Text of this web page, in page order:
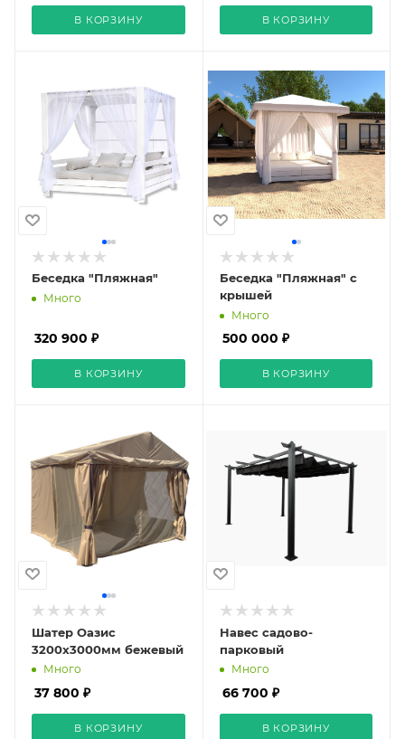
В КОРЗИНУ В КОРЗИНУ
Беседка "Пляжная"
Много
320 900 ₽
В КОРЗИНУ
Беседка "Пляжная" с
крышей
Много
500 000 ₽
В КОРЗИНУ
Шатер Оазис
3200х3000мм бежевый
Много
37 800 ₽
В КОРЗИНУ
Навес садово-
парковый
Много
66 700 ₽
В КОРЗИНУ